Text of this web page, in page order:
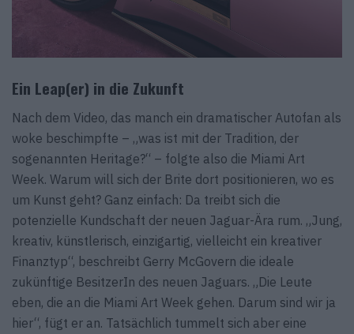
Ein Leap(er) in die Zukunft
Nach dem Video, das manch ein dramatischer Autofan als
woke beschimpfte – „was ist mit der Tradition, der
sogenannten Heritage?“ – folgte also die Miami Art
Week. Warum will sich der Brite dort positionieren, wo es
um Kunst geht? Ganz einfach: Da treibt sich die
potenzielle Kundschaft der neuen Jaguar-Ära rum. „Jung,
kreativ, künstlerisch, einzigartig, vielleicht ein kreativer
Finanztyp“, beschreibt Gerry McGovern die ideale
zukünftige BesitzerIn des neuen Jaguars. „Die Leute
eben, die an die Miami Art Week gehen. Darum sind wir ja
hier“, fügt er an. Tatsächlich tummelt sich aber eine